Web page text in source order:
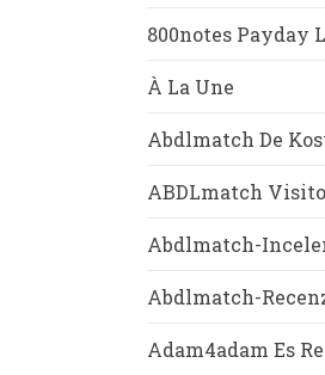
800notes Payday
À La Une
Abdlmatch De
ABDLmatch
Abdlmatch-
Abdlmatch-
Adam4adam Es